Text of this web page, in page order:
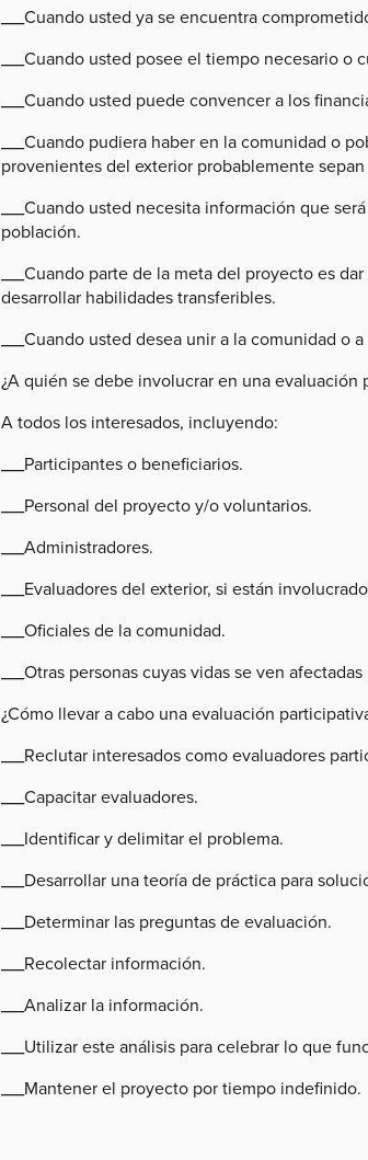
___Cuando usted ya se encuentra
___Cuando usted posee el tiempo necesario
___Cuando usted puede convencer a los
___Cuando pudiera haber en la comunidad o
provenientes del exterior probablemente
___Cuando usted necesita información que
población.
___Cuando parte de la meta del proyecto es
desarrollar habilidades transferibles.
___Cuando usted desea unir a la comunidad o
¿A quién se debe involucrar en una evaluación
A todos los interesados, incluyendo:
___Participantes o beneficiarios.
___Personal del proyecto y/o voluntarios.
___Administradores.
___Evaluadores del exterior, si están
___Oficiales de la comunidad.
___Otras personas cuyas vidas se ven
¿Cómo llevar a cabo una evaluación
___Reclutar interesados como evaluadores
___Capacitar evaluadores.
___Identificar y delimitar el problema.
___Desarrollar una teoría de práctica para
___Determinar las preguntas de evaluación.
___Recolectar información.
___Analizar la información.
___Utilizar este análisis para celebrar lo que
___Mantener el proyecto por tiempo indefinido.